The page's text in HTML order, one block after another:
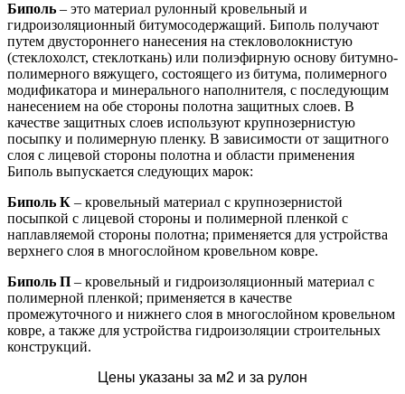
Биполь – это материал рулонный кровельный и
гидроизоляционный битумосодержащий. Биполь получают
путем двустороннего нанесения на стекловолокнистую
(стеклохолст, стеклоткань) или полиэфирную основу битумно-
полимерного вяжущего, состоящего из битума, полимерного
модификатора и минерального наполнителя, с последующим
нанесением на обе стороны полотна защитных слоев. В
качестве защитных слоев используют крупнозернистую
посыпку и полимерную пленку. В зависимости от защитного
слоя с лицевой стороны полотна и области применения
Биполь выпускается следующих марок:
Биполь К – кровельный материал с крупнозернистой
посыпкой с лицевой стороны и полимерной пленкой с
наплавляемой стороны полотна; применяется для устройства
верхнего слоя в многослойном кровельном ковре.
Биполь П – кровельный и гидроизоляционный материал с
полимерной пленкой; применяется в качестве
промежуточного и нижнего слоя в многослойном кровельном
ковре, а также для устройства гидроизоляции строительных
конструкций.
Цены указаны за м2 и за рулон